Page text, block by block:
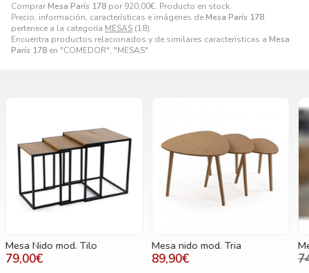
Comprar Mesa París 178 por 920,00€. Producto en stock.
Precio, información, características e imágenes de Mesa París 178
pertenece a la categoría MESAS (18).
Encuentra productos relacionados y de similares características a Mesa
París 178 en "COMEDOR", "MESAS".
Mesa nido mod. Tria
89,90€
Mesa Paris 138
740,00€